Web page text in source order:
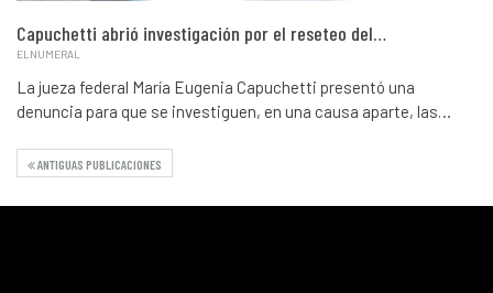
Capuchetti abrió investigación por el reseteo del…
ELNUMERAL
La jueza federal María Eugenia Capuchetti presentó una
denuncia para que se investiguen, en una causa aparte, las…
ANTIGUAS PUBLICACIONES